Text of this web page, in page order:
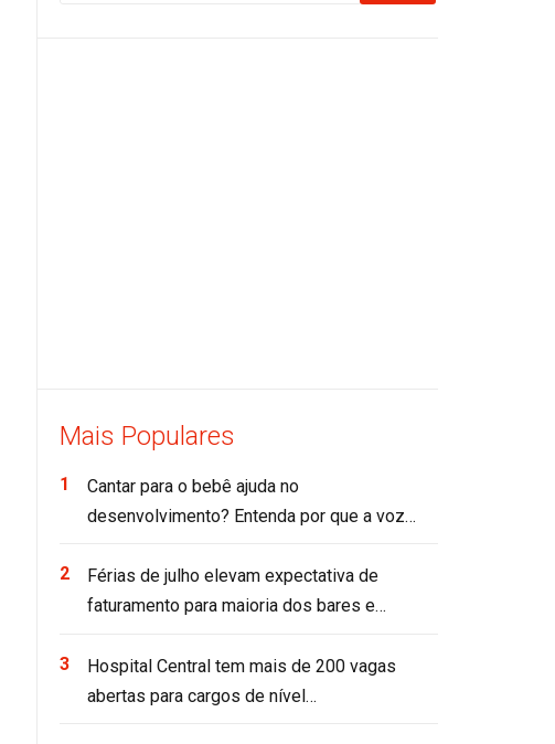
Mais Populares
Cantar para o bebê ajuda no
desenvolvimento? Entenda por que a voz…
Férias de julho elevam expectativa de
faturamento para maioria dos bares e…
Hospital Central tem mais de 200 vagas
abertas para cargos de nível…